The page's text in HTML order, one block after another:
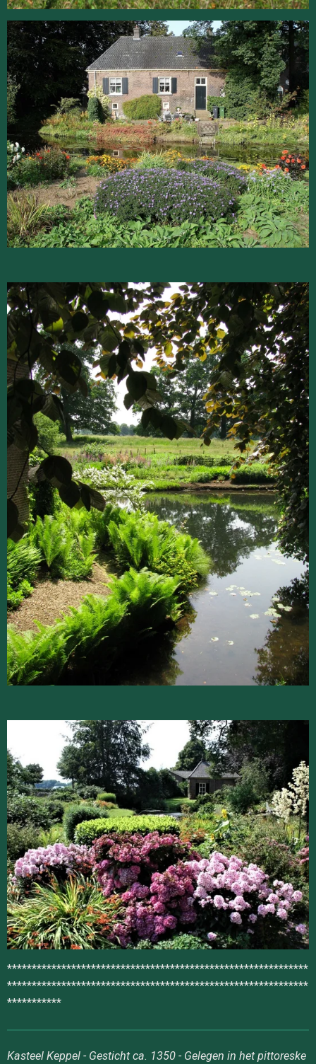
*************************************************************
*************************************************************
***********
Kasteel Keppel - Gesticht ca. 1350 - Gelegen in het pittoreske